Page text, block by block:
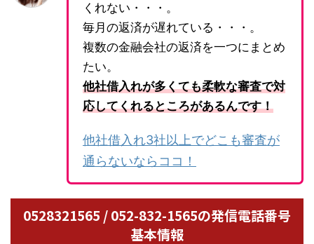
くれない・・・。
毎月の返済が遅れている・・・。
複数の金融会社の返済を一つにまとめ
たい。
他社借入れが多くても柔軟な審査で対
応してくれるところがあるんです！
他社借入れ3社以上でどこも審査が
通らないならココ！
0528321565 / 052-832-1565の発信電話番号
基本情報